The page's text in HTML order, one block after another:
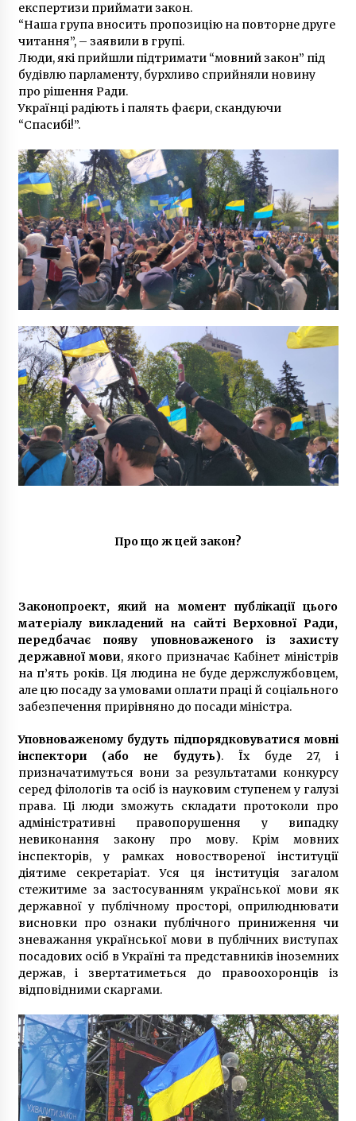
експертизи приймати закон.
“Наша група вносить пропозицію на повторне друге
читання”, – заявили в групі.
Люди, які прийшли підтримати “мовний закон” під
будівлю парламенту, бурхливо сприйняли новину
про рішення Ради.
Українці радіють і палять фаєри, скандуючи
“Спасибі!”.
Про що ж цей закон?
Законопроект, який на момент публікації цього
матеріалу викладений на сайті Верховної Ради,
передбачає появу уповноваженого із захисту
державної мови, якого призначає Кабінет міністрів
на п’ять років. Ця людина не буде держслужбовцем,
але цю посаду за умовами оплати праці й соціального
забезпечення прирівняно до посади міністра.
Уповноваженому будуть підпорядковуватися мовні
інспектори (або не будуть). Їх буде 27, і
призначатимуться вони за результатами конкурсу
серед філологів та осіб із науковим ступенем у галузі
права. Ці люди зможуть складати протоколи про
адміністративні правопорушення у випадку
невиконання закону про мову. Крім мовних
інспекторів, у рамках новоствореної інституції
діятиме секретаріат. Уся ця інституція загалом
стежитиме за застосуванням української мови як
державної у публічному просторі, оприлюднювати
висновки про ознаки публічного приниження чи
зневажання української мови в публічних виступах
посадових осіб в Україні та представників іноземних
держав, і звертатиметься до правоохоронців із
відповідними скаргами.